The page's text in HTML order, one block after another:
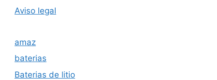
Aviso legal
amaz
baterias
Baterias de litio